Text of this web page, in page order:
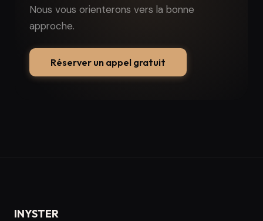
Nous vous orienterons vers la bonne
approche.
Réserver un appel gratuit
INYSTER